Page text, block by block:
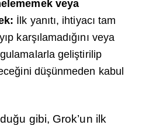
veya
İlk yanıtı, ihtiyacı tam
karşılamadığını veya
geliştirilip
düşünmeden kabul
gibi, Grok’un ilk